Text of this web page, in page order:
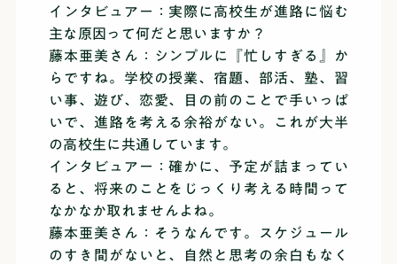
インタビュアー：実際に高校生が進路に悩む
主な原因って何だと思いますか？
藤本亜美さん：シンプルに『忙しすぎる』か
らですね。学校の授業、宿題、部活、塾、習
い事、遊び、恋愛、目の前のことで手いっぱ
いで、進路を考える余裕がない。これが大半
の高校生に共通しています。
インタビュアー：確かに、予定が詰まってい
ると、将来のことをじっくり考える時間って
なかなか取れませんよね。
藤本亜美さん：そうなんです。スケジュール
のすき間がないと、自然と思考の余白もなく